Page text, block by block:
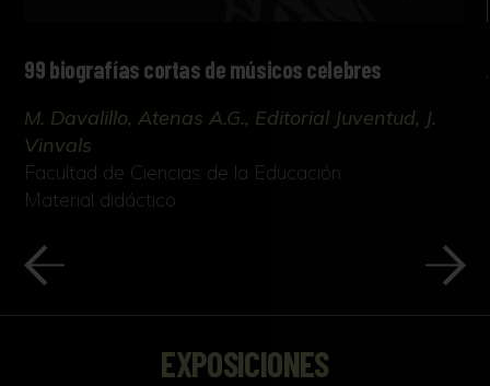
99 biografías cortas de músicos celebres
M. Davalillo, Atenas A.G., Editorial Juventud, J.
Vinvals
Facultad de Ciencias de la Educación
Material didáctico
EXPOSICIONES